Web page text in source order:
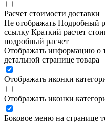
Расчет стоимости доставки
Не отображать Подробный
ссылку Краткий расчет
подробный расчет
Отображать информацию о
детальной странице товара
Отображать иконки
Отображать иконки
Боковое меню на странице